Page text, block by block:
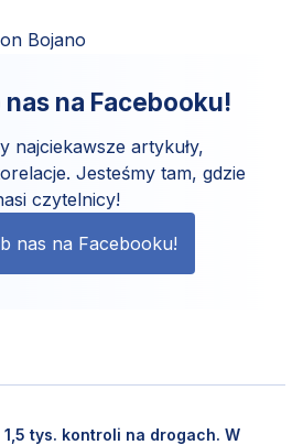
Bojano
nas na Facebooku!
najciekawsze artykuły,
Jesteśmy tam, gdzie
czytelnicy!
nas na Facebooku!
1,5 tys. kontroli na drogach. W